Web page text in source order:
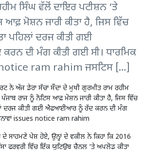
ਸਿੰਘ ਵੱਲੋਂ ਦਾਇਰ ਪਟੀਸ਼ਨ ‘ਤੇ
ਆਫ਼ ਮੋਸ਼ਨ ਜਾਰੀ ਕੀਤਾ ਹੈ, ਜਿਸ ਵਿੱਚ
ਪਹਿਲਾਂ ਦਰਜ ਕੀਤੀ ਗਈ
ਦੀ ਮੰਗ ਕੀਤੀ ਗਈ ਸੀ। ਧਾਰਮਿਕ
notice ram rahim ਜਸਟਿਸ […]
ਨੇ ਅੱਜ ਡੇਰਾ ਸੱਚਾ ਸੌਦਾ ਦੇ ਮੁਖੀ ਗੁਰਮੀਤ ਰਾਮ ਰਹੀਮ
ਰਾਜ ਨੂੰ ਨੋਟਿਸ ਆਫ਼ ਮੋਸ਼ਨ ਜਾਰੀ ਕੀਤਾ ਹੈ, ਜਿਸ ਵਿੱਚ
ਦਰਜ ਕੀਤੀ ਗਈ ਐਫਆਈਆਰ ਨੂੰ ਰੱਦ ਕਰਨ ਦੀ ਮੰਗ
issues notice ram rahim
ਸਾਹਮਣੇ ਪੇਸ਼ ਹੋਏ, ਉਨ੍ਹਾਂ ਦੇ ਵਕੀਲ ਨੇ ਕਿਹਾ ਕਿ 2016
ਫਰਵਰੀ ਵਿੱਚ ਇੱਕ ਯੂਟਿਊਬ ਚੈਨਲ ‘ਤੇ ਅਪਲੋਡ ਕੀਤਾ